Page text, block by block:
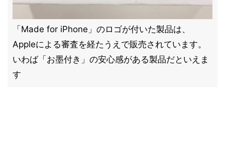
「Made for iPhone」のロゴが付いた製品は、
Appleによる審査を経たうえで販売されています。
いわば「お墨付き」の安心感がある製品だといえま
す